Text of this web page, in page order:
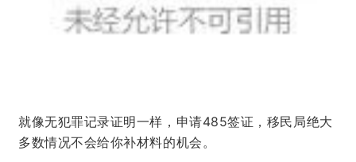
就像无犯罪记录证明一样，申请485签证，移民局绝大
多数情况不会给你补材料的机会。